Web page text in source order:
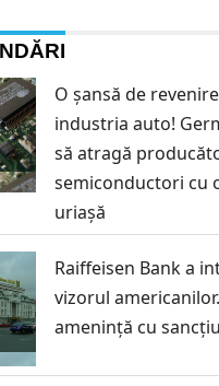
O șansă de
industria auto!
să atragă
semiconductori cu
uriașă
Raiffeisen Bank a
vizorul
amenință cu